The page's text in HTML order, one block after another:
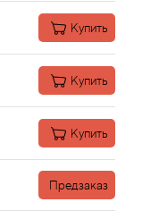
Купить
Купить
Купить
Предзаказ